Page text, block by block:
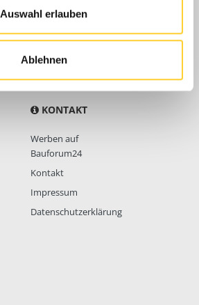
Auswahl erlauben
Ablehnen
Anleitungen
FAQ
Community Regeln
KONTAKT
Werben auf
Bauforum24
Kontakt
Impressum
Datenschutzerklärung